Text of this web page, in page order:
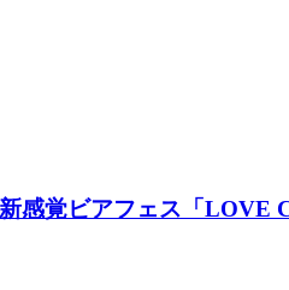
感覚ビアフェス「LOVE